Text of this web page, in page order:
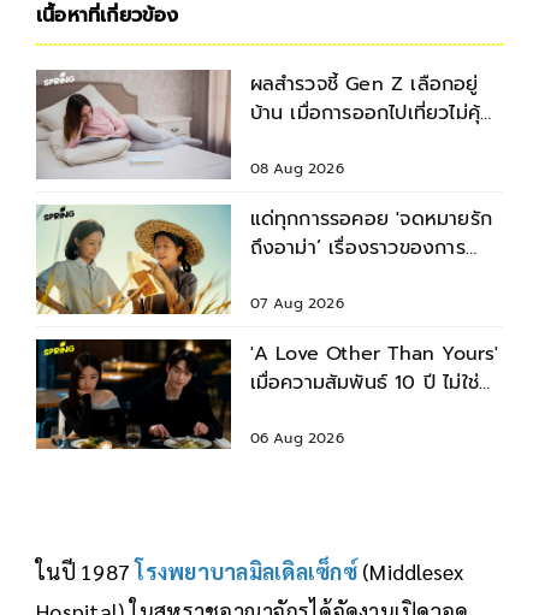
เนื้อหาที่เกี่ยวข้อง
ผลสำรวจชี้ Gen Z เลือกอยู่
บ้าน เมื่อการออกไปเที่ยวไม่คุ้ม
08 Aug 2026
แด่ทุกการรอคอย 'จดหมายรัก
ถึงอาม่า’ เรื่องราวของการ
จดหมายข้ามแผ่นดิน
07 Aug 2026
'A Love Other Than Yours'
เมื่อความสัมพันธ์ 10 ปี ไม่ใช่คำ
06 Aug 2026
ในปี 1987โรงพยาบาลมิลเดิลเซ็กซ์(Middlesex